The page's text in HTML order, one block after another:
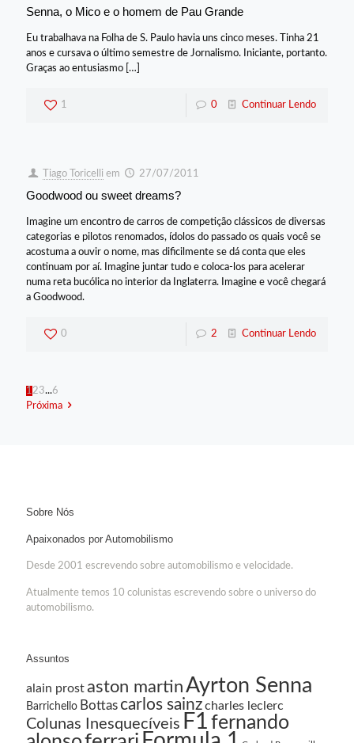
Senna, o Mico e o homem de Pau Grande
Eu trabalhava na Folha de S. Paulo havia uns cinco meses. Tinha 21
anos e cursava o último semestre de Jornalismo. Iniciante, portanto.
Graças ao entusiasmo […]
1 0 Continuar Lendo
Tiago Toricelli em 27/07/2011
Goodwood ou sweet dreams?
Imagine um encontro de carros de competição clássicos de diversas
categorias e pilotos renomados, ídolos do passado os quais você se
acostuma a ouvir o nome, mas dificilmente se dá conta que eles
continuam por aí. Imagine juntar tudo e coloca-los para acelerar
numa reta bucólica no interior da Inglaterra. Imagine e você chegará
a Goodwood.
0 2 Continuar Lendo
123...6
Próxima
Sobre Nós
Apaixonados por Automobilismo
Desde 2001 escrevendo sobre automobilismo e velocidade.
Atualmente temos 10 colunistas escrevendo sobre o universo do
automobilismo.
Assuntos
alain prostaston martinAyrton Senna
Barrichello Bottas carlos sainzcharles leclerc
Colunas Inesquecíveis F1 fernando